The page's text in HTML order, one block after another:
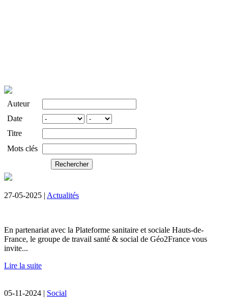
Auteur
Date
Titre
Mots clés
27-05-2025 | Actualités
En partenariat avec la Plateforme sanitaire et sociale Hauts-de-
France, le groupe de travail santé & social de Géo2France vous
invite...
Lire la suite
05-11-2024 | Social